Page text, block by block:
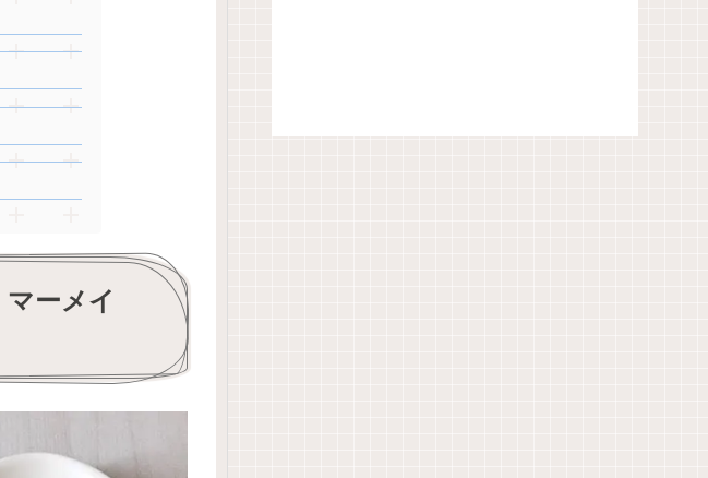
ーメイ